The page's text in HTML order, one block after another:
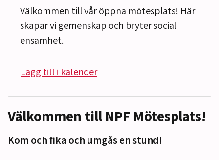
Välkommen till NPF Mötesplats!
Kom och fika och umgås en stund!
Välkommen till vår öppna mötesplats! Här
skapar vi gemenskap och bryter social
ensamhet.
Lägg till i kalender